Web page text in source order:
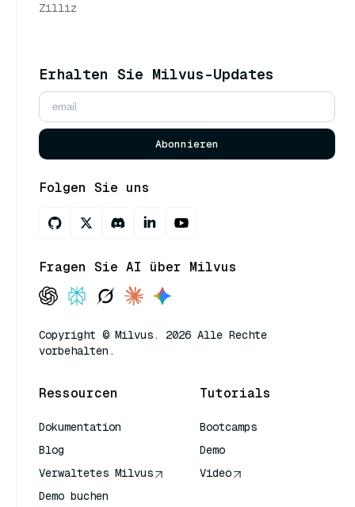
Zilliz
Erhalten Sie Milvus-Updates
Abonnieren
Folgen Sie uns
Fragen Sie AI über Milvus
Copyright © Milvus. 2026 Alle Rechte
vorbehalten.
Ressourcen
Dokumentation
Blog
Verwaltetes Milvus
Demo buchen
Tutorials
Bootcamps
Demo
Video